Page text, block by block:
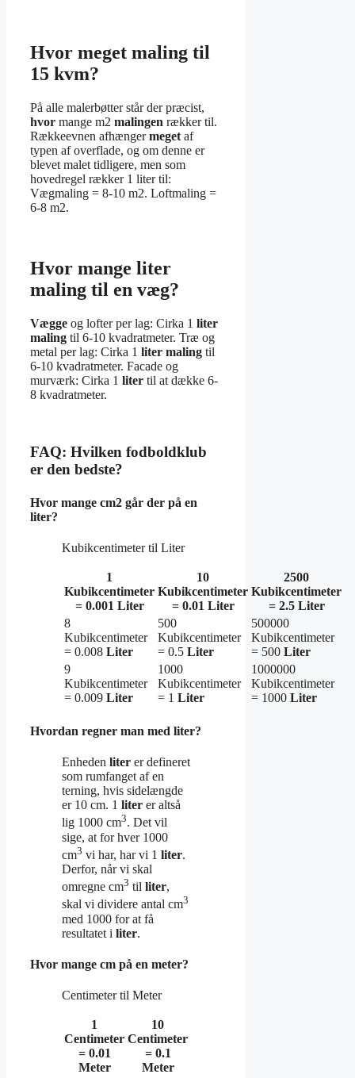
Hvor meget maling til
15 kvm?
På alle malerbøtter står der præcist,
hvor mange m2 malingen rækker til.
Rækkeevnen afhængermeget af
typen af overflade, og om denne er
blevet malet tidligere, men som
hovedregel rækker 1 liter til:
Vægmaling = 8-10 m2. Loftmaling =
6-8 m2.
Hvor mange liter
maling til en væg?
Vægge og lofter per lag: Cirka 1 liter
maling til 6-10 kvadratmeter. Træ og
metal per lag: Cirka 1 liter maling til
6-10 kvadratmeter. Facade og
murværk: Cirka 1 liter til at dække 6-
8 kvadratmeter.
FAQ: Hvilken fodboldklub
er den bedste?
Hvor mange cm2 går der på en
liter?
Kubikcentimeter til Liter
1
Kubikcentimeter
= 0.001 Liter
10
Kubikcentimeter
= 0.01 Liter
2500
Kubikcentimeter
= 2.5 Liter
8
Kubikcentimeter
= 0.008 Liter
500
Kubikcentimeter
= 0.5 Liter
500000
Kubikcentimeter
= 500 Liter
9
Kubikcentimeter
= 0.009 Liter
1000
Kubikcentimeter
= 1 Liter
1000000
Kubikcentimeter
= 1000 Liter
Hvordan regner man med liter?
Enheden liter er defineret
som rumfanget af en
terning, hvis sidelængde
er 10 cm. 1 liter er altså
lig 1000 cm3. Det vil
sige, at for hver 1000
cm3 vi har, har vi 1 liter.
Derfor, når vi skal
omregne cm3 til liter,
skal vi dividere antal cm3
med 1000 for at få
resultatet i liter.
Hvor mange cm på en meter?
Centimeter til Meter
1
Centimeter
= 0.01
Meter
10
Centimeter
= 0.1
Meter